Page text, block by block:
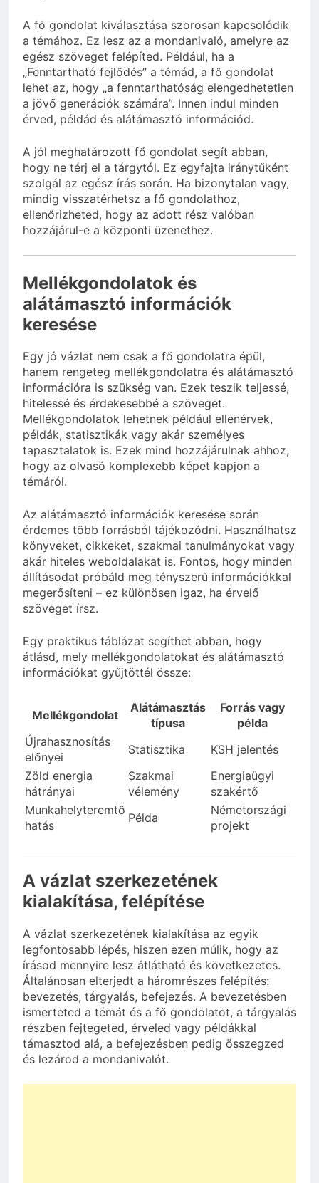
A fő gondolat kiválasztása szorosan kapcsolódik
a témához. Ez lesz az a mondanivaló, amelyre az
egész szöveget felépíted. Például, ha a
„Fenntartható fejlődés” a témád, a fő gondolat
lehet az, hogy „a fenntarthatóság elengedhetetlen
a jövő generációk számára”. Innen indul minden
érved, példád és alátámasztó információd.
A jól meghatározott fő gondolat segít abban,
hogy ne térj el a tárgytól. Ez egyfajta iránytűként
szolgál az egész írás során. Ha bizonytalan vagy,
mindig visszatérhetsz a fő gondolathoz,
ellenőrizheted, hogy az adott rész valóban
hozzájárul-e a központi üzenethez.
Mellékgondolatok és
alátámasztó információk
keresése
Egy jó vázlat nem csak a fő gondolatra épül,
hanem rengeteg mellékgondolatra és alátámasztó
információra is szükség van. Ezek teszik teljessé,
hitelessé és érdekesebbé a szöveget.
Mellékgondolatok lehetnek például ellenérvek,
példák, statisztikák vagy akár személyes
tapasztalatok is. Ezek mind hozzájárulnak ahhoz,
hogy az olvasó komplexebb képet kapjon a
témáról.
Az alátámasztó információk keresése során
érdemes több forrásból tájékozódni. Használhatsz
könyveket, cikkeket, szakmai tanulmányokat vagy
akár hiteles weboldalakat is. Fontos, hogy minden
állításodat próbáld meg tényszerű információkkal
megerősíteni – ez különösen igaz, ha érvelő
szöveget írsz.
Egy praktikus táblázat segíthet abban, hogy
átlásd, mely mellékgondolatokat és alátámasztó
információkat gyűjtöttél össze:
Mellékgondolat
Alátámasztás
típusa
Forrás vagy
példa
Újrahasznosítás
előnyei
Statisztika
KSH jelentés
Zöld energia
hátrányai
Szakmai
vélemény
Energiaügyi
szakértő
Munkahelyteremtő
hatás
Példa
Németországi
projekt
A vázlat szerkezetének
kialakítása, felépítése
A vázlat szerkezetének kialakítása az egyik
legfontosabb lépés, hiszen ezen múlik, hogy az
írásod mennyire lesz átlátható és következetes.
Általánosan elterjedt a háromrészes felépítés:
bevezetés, tárgyalás, befejezés. A bevezetésben
ismerteted a témát és a fő gondolatot, a tárgyalás
részben fejtegeted, érveled vagy példákkal
támasztod alá, a befejezésben pedig összegzed
és lezárod a mondanivalót.